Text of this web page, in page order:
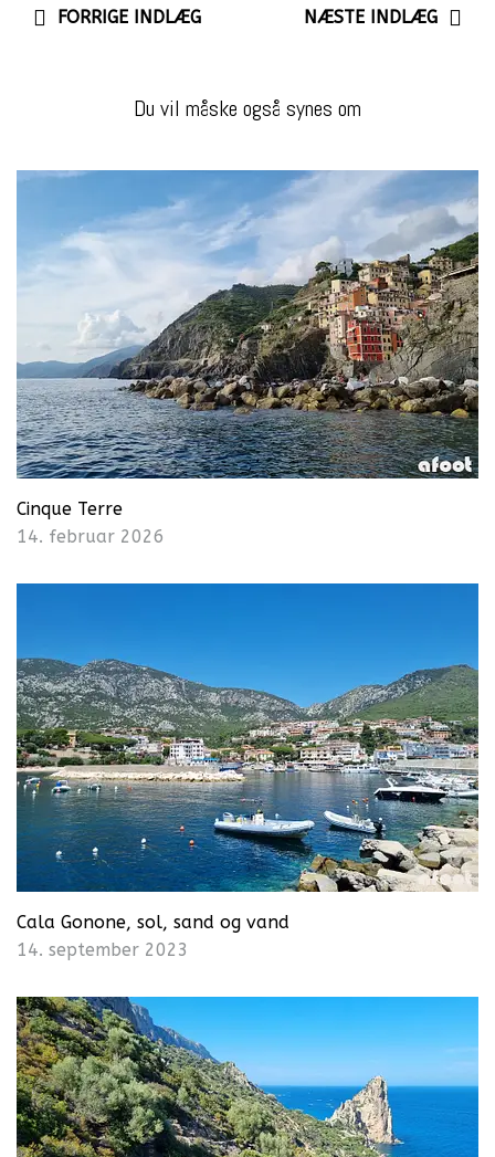
FORRIGE INDLÆG NÆSTE INDLÆG
Du vil måske også synes om
Cinque Terre
14. februar 2026
Cala Gonone, sol, sand og vand
14. september 2023